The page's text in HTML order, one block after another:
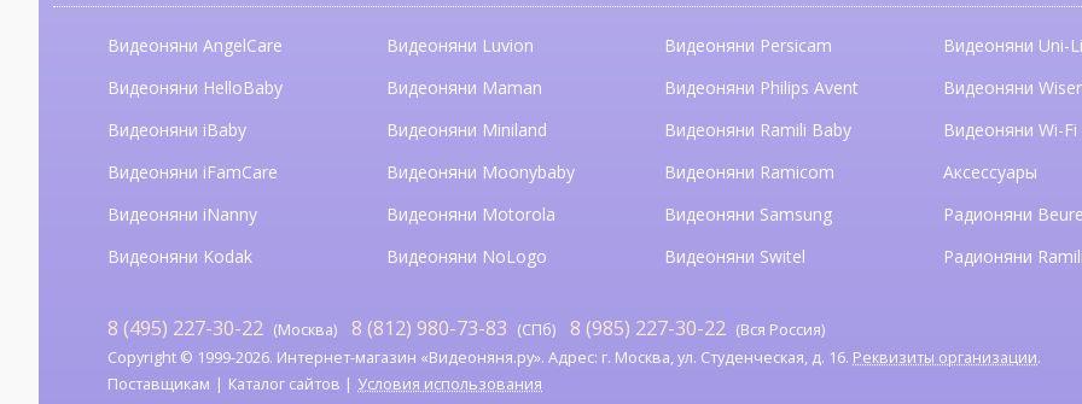
Видеоняни AngelCare
Видеоняни HelloBaby
Видеоняни iBaby
Видеоняни iFamCare
Видеоняни iNanny
Видеоняни Kodak
Видеоняни Luvion
Видеоняни Maman
Видеоняни Miniland
Видеоняни Moonybaby
Видеоняни Motorola
Видеоняни NoLogo
Видеоняни Persicam
Видеоняни Philips Avent
Видеоняни Ramili Baby
Видеоняни Ramicom
Видеоняни Samsung
Видеоняни Switel
Видеоняни Uni-
Видеоняни
Видеоняни Wi-Fi
Аксессуары
Радионяни
Радионяни Ramili
8 (495) 227-30-22 (Москва) 8 (812) 980-73-83 (СПб) 8 (985) 227-30-22 (Вся Россия)
Copyright © 1999-2026. Интернет-магазин «Видеоняня.ру». Адрес: г. Москва, ул. Студенческая, д. 16. Реквизиты организации.
Поставщикам
Каталог сайтов Условия использования